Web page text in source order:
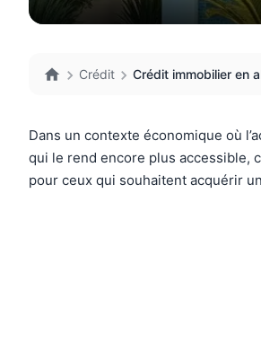
Crédit Crédit immobilier en
Dans un contexte économique où
qui le rend encore plus accessible,
pour ceux qui souhaitent acquérir